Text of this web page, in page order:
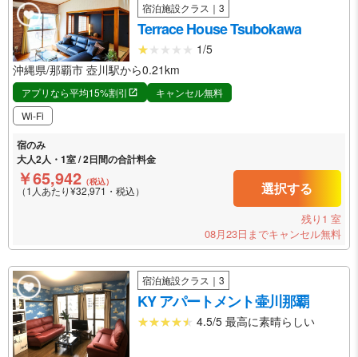
宿泊施設クラス｜3
Terrace House Tsubokawa
1/5
沖縄県/那覇市 壺川駅から0.21km
アプリなら平均15%割引
キャンセル無料
Wi-Fi
宿のみ
大人2人・1室 / 2日間の合計料金
￥65,942 （税込）
（1人あたり¥32,971・税込） 選択する
残り1 室
08月23日までキャンセル無料
宿泊施設クラス｜3
KY アパートメント壷川那覇
4.5/5 最高に素晴らしい